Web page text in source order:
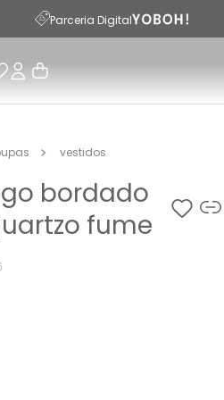
Parceria Digital
vestidos
bordado
fume